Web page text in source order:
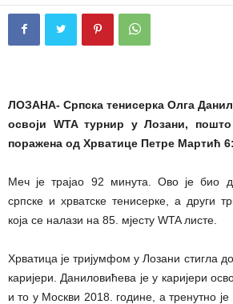
ЛОЗАНА- Српска тенисерка Олга
освоји WTA турнир у Лозани,
поражена од Хрватице Петре Мартић
Меч је трајао 92 минута. Ово је био
српске и хрватске тенисерке, а други
која се налази на 85. мјесту WTA листе.
Хрватица је тријумфом у Лозани стигла
каријери. Даниловићева је у каријери
и то у Москви 2018. године, а тренутно је